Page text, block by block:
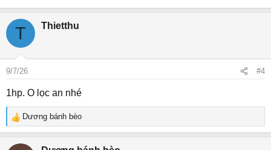
T Thietthu
9/7/26 #4
1hp. O lọc an nhé
R
e
a
Dương bánh bèo